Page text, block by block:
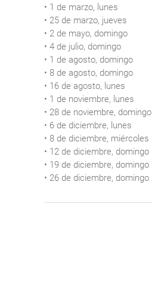
• 1 de marzo, lunes
• 25 de marzo, jueves
• 2 de mayo, domingo
• 4 de julio, domingo
• 1 de agosto, domingo
• 8 de agosto, domingo
• 16 de agosto, lunes
• 1 de noviembre, lunes
• 28 de noviembre, domingo
• 6 de diciembre, lunes
• 8 de diciembre, miércoles
• 12 de diciembre, domingo
• 19 de diciembre, domingo
• 26 de diciembre, domingo